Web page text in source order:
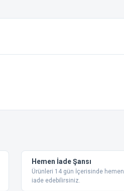
Hemen İade Şansı
Ürünleri 14 gün İçerisinde hemen
iade edebilirsiniz.